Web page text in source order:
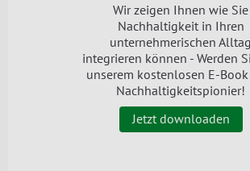
Wir zeigen Ihnen wie Sie
Nachhaltigkeit in Ihren
unternehmerischen Alltag
integrieren können - Werden
unserem kostenlosen E-
Nachhaltigkeitspionier!
Jetzt downloaden